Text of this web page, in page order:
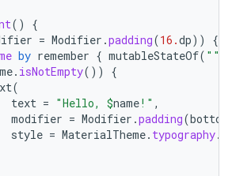
()
{
= Modifier .padding(16.dp))
{
by remember { mutableStateOf( ""
. isNotEmpty())
{
(
text = "Hello, $name!" ,
modifier = Modifier .padding(bottom
style = MaterialTheme. typography.